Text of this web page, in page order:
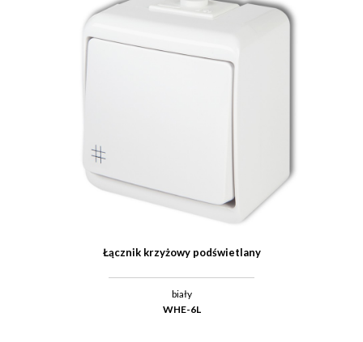
Łącznik krzyżowy podświetlany
biały
WHE-6L